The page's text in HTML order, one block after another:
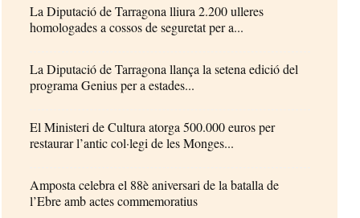
La Diputació de Tarragona lliura 2.200 ulleres
homologades a cossos de seguretat per a...
La Diputació de Tarragona llança la setena edició del
programa Genius per a estades...
El Ministeri de Cultura atorga 500.000 euros per
restaurar l’antic col·legi de les Monges...
Amposta celebra el 88è aniversari de la batalla de
l’Ebre amb actes commemoratius